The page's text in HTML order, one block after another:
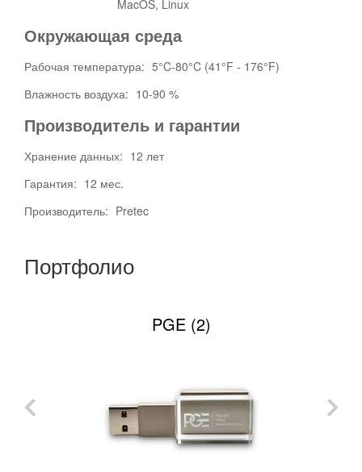
MacOS, Linux
Окружающая среда
Рабочая температура: 5°C-80°C (41°F - 176°F)
Влажность воздуха: 10-90 %
Производитель и гарантии
Хранение данных: 12 лет
Гарантия: 12 мес.
Производитель: Pretec
Портфолио
PGE (2)